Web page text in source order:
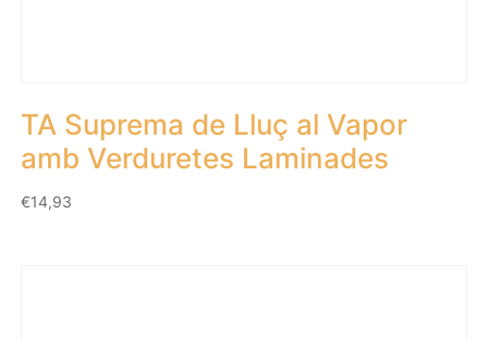
TA Suprema de Lluç al Vapor
amb Verduretes Laminades
€14,93